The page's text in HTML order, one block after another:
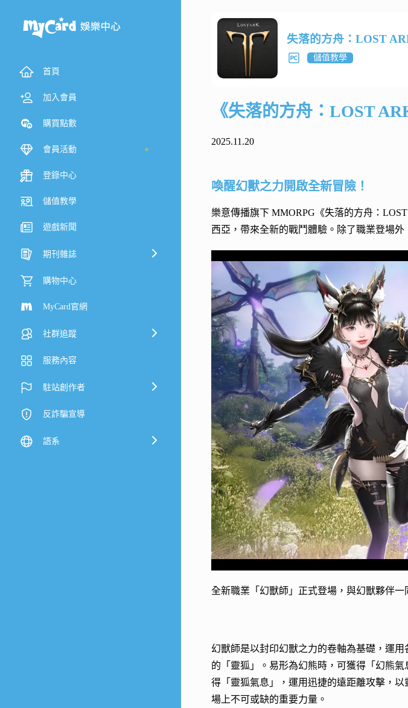
首頁
加入會員
購買點數
會員活動
登錄中心
儲值教學
遊戲新聞
期刊雜誌
購物中心
MyCard官網
社群追蹤
服務內容
駐站創作者
反詐騙宣導
語系
失落的方舟：LOST
儲值教學
《失落的方舟：LOST
2025.11.20
喚醒幻獸之力開啟全新冒險！
樂意傳播旗下 MMORPG《失落的方舟：
西亞，帶來全新的戰鬥體驗。除了職業登場
全新職業「幻獸師」正式登場，與幻獸夥伴一
幻獸師是以封印幻獸之力的卷軸為基礎，運
的「靈狐」。易形為幻熊時，可獲得「幻熊
得「靈狐氣息」，運用迅捷的遠距離攻擊，
場上不可或缺的重要力量。